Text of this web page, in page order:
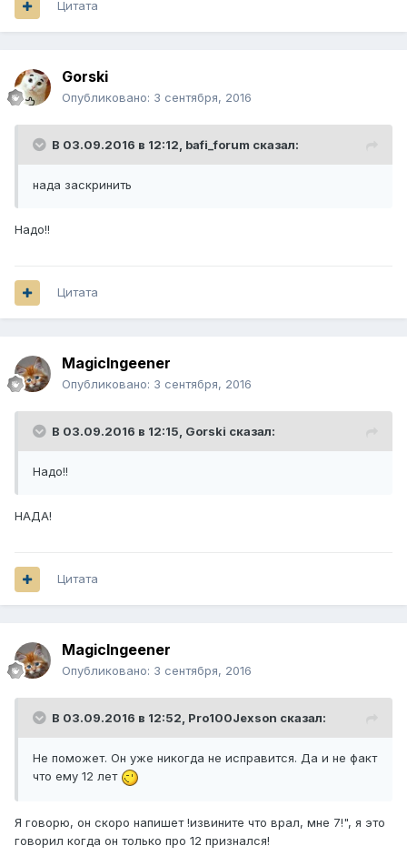
Цитата
Gorski
Опубликовано: 3 сентября, 2016
В 03.09.2016 в 12:12, bafi_forum сказал:
нада заскринить
Надо!!
Цитата
MagicIngeener
Опубликовано: 3 сентября, 2016
В 03.09.2016 в 12:15, Gorski сказал:
Надо!!
НАДА!
Цитата
MagicIngeener
Опубликовано: 3 сентября, 2016
В 03.09.2016 в 12:52, Pro100Jexson сказал:
Не поможет. Он уже никогда не исправится. Да и не факт
что ему 12 лет
Я говорю, он скоро напишет !извините что врал, мне 7!", я это
говорил когда он только про 12 признался!